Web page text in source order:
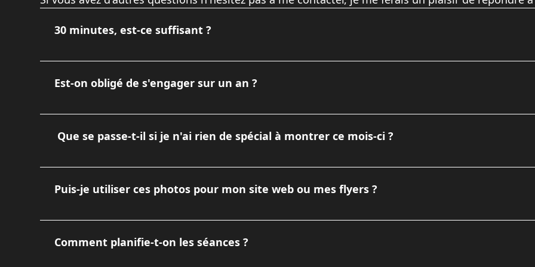
30 minutes, est-ce suffisant ?
Oui, car c'est un format "sprint". Comme nous nous voyons tous les mois, nous ne cherchons pas àtout
publications jusqu'au mois suivant.
Est-on obligé de s'engager sur un an ?
Oui, car c'est une stratégie de fond. L'algorithme des réseaux sociaux récompense la constance. Ce tarif
Que se passe-t-il si je n'ai rien de spécial à montrer ce mois-ci ?
Il y a toujours quelque chose à montrer ! En tant que regard extérieur, je trouverai l'angle : un détail de
Puis-je utiliser ces photos pour mon site web ou mes flyers ?
Absolument. Bien que pensées pour le flux des réseaux sociaux (format dynamique, instantané), ces
Comment planifie-t-on les séances ?